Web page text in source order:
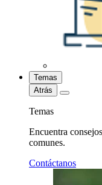
Temas
Atrás
Temas
Encuentra
comunes.
Contáctanos